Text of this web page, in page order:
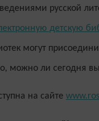
русской
детскую
могут
можно ли сегодня
на сайте